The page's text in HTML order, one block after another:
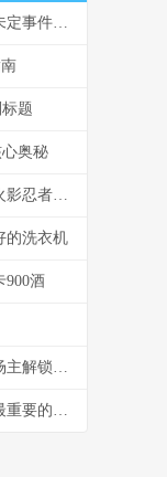
未定事件簿飞雪落红尘的策略要点有哪些 未定事件簿飞雪落红尘攻略乱步轩取舍之道
题
奥秘
火影忍者的活跃度快速上升的方式是啥子 火影忍者的活跃度怎么提升
的洗衣机
900酒
摩尔庄园农场主的职责是啥子 摩尔庄园农场主解锁功能
攻城掠地的具体训练流程是啥子 攻城掠地最重要的是什么